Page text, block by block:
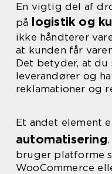
En vigtig del af
på logistik og
ikke håndterer
at kunden får
Det betyder, at
leverandører og
reklamationer og
Et andet element
automatisering
bruger platforme
WooCommerce